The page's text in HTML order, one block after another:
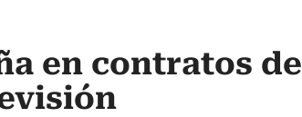
en contratos de